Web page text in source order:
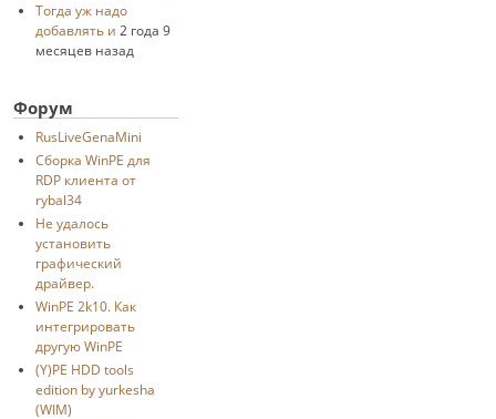
Тогда уж надо
добавлять и 2 года 9
месяцев назад
Форум
RusLiveGenaMini
Cборка WinPE для
RDP клиента от
rybal34
Не удалось
установить
графический
драйвер.
WinPE 2k10. Как
интегрировать
другую WinPE
(Y)PE HDD tools
edition by yurkesha
(WIM)